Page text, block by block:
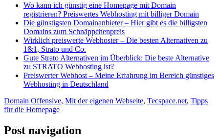
Wo kann ich günstig eine Homepage mit Domain
registrieren? Preiswertes Webhosting mit billiger Domain
Die günstigsten Domainanbieter – Hier gibt es die billigsten
Domains zum Schnäppchenpreis
Wirklich preiswerte Webhoster – Die besten Alternativen zu
1&1, Strato und Co.
Gute Strato Alternativen im Überblick: Die beste Alternative
zu STRATO Webhosting ist?
Preiswerter Webhost – Meine Erfahrung im Bereich günstiges
Webhosting in Deutschland
Domain Offensive, Mit der eigenen Webseite, Tecspace.net, Tipps
für die Homepage
Post navigation